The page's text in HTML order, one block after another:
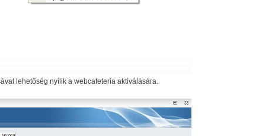
lehetőség nyílik a webcafeteria aktiválására.